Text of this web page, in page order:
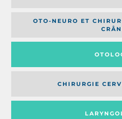
OTO-NEURO ET
CHIRURGIE